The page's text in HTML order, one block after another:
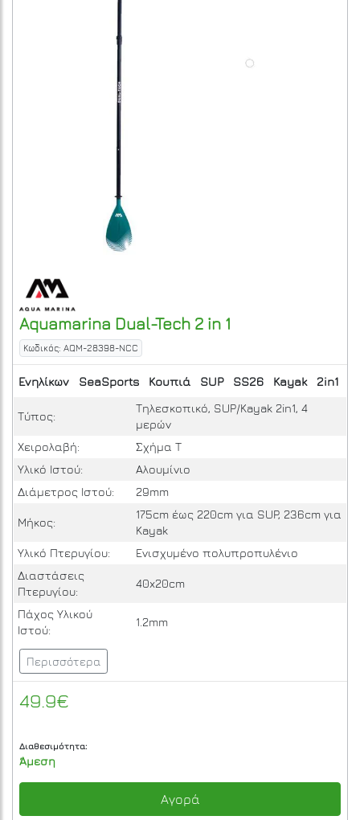
Aquamarina Dual-Tech 2 in 1
Κωδικός: AQM-28398-NCC
Ενηλίκων SeaSports Κουπιά SUP SS26 Kayak 2in1
Τύπος:
Τηλεσκοπικό, SUP/Kayak 2in1, 4
μερών
Χειρολαβή:
Σχήμα Τ
Υλικό Ιστού:
Αλουμίνιο
Διάμετρος Ιστού:
29mm
Μήκος:
175cm έως 220cm για SUP, 236cm για
Kayak
Υλικό Πτερυγίου:
Ενισχυμένο πολυπροπυλένιο
Διαστάσεις
Πτερυγίου:
40x20cm
Πάχος Υλικού
Ιστού:
1.2mm
Περισσότερα
49.9€
Διαθεσιμότητα:
Άμεση
Αγορά